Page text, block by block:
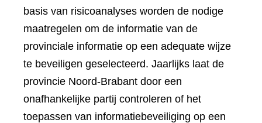
basis van risicoanalyses worden de nodige
maatregelen om de informatie van de
provinciale informatie op een adequate wijze
te beveiligen geselecteerd. Jaarlijks laat de
provincie Noord-Brabant door een
onafhankelijke partij controleren of het
toepassen van informatiebeveiliging op een